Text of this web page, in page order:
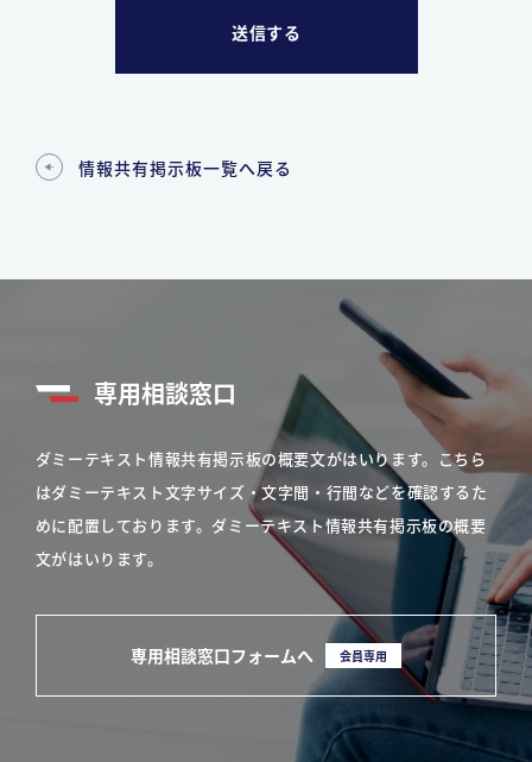
情報共有掲示板一覧へ戻る
専用相談窓口
ダミーテキスト情報共有掲示板の概要文がはいります。こちら
はダミーテキスト文字サイズ・文字間・行間などを確認するた
めに配置しております。ダミーテキスト情報共有掲示板の概要
文がはいります。
専用相談窓口フォームへ 会員専用